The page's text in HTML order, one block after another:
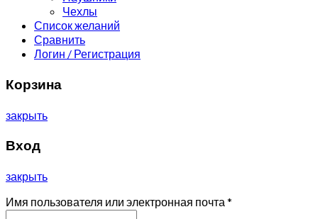
Чехлы
Список желаний
Сравнить
Логин / Регистрация
Корзина
закрыть
Вход
закрыть
Имя пользователя или электронная почта *